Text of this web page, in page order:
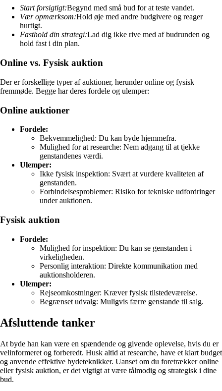
Start forsigtigt:Begynd med små bud for at teste vandet.
Vær opmærksom:Hold øje med andre budgivere og reager
hurtigt.
Fasthold din strategi:Lad dig ikke rive med af budrunden og
hold fast i din plan.
Online vs. Fysisk auktion
Der er forskellige typer af auktioner, herunder online og fysisk
fremmøde. Begge har deres fordele og ulemper:
Online auktioner
Fordele:
Bekvemmelighed: Du kan byde hjemmefra.
Mulighed for at researche: Nem adgang til at tjekke
genstandenes værdi.
Ulemper:
Ikke fysisk inspektion: Svært at vurdere kvaliteten af
genstanden.
Forbindelsesproblemer: Risiko for tekniske udfordringer
under auktionen.
Fysisk auktion
Fordele:
Mulighed for inspektion: Du kan se genstanden i
virkeligheden.
Personlig interaktion: Direkte kommunikation med
auktionsholderen.
Ulemper:
Rejseomkostninger: Kræver fysisk tilstedeværelse.
Begrænset udvalg: Muligvis færre genstande til salg.
Afsluttende tanker
At byde han kan være en spændende og givende oplevelse, hvis du er
velinformeret og forberedt. Husk altid at researche, have et klart budget
og anvende effektive bydeteknikker. Uanset om du foretrækker online
eller fysisk auktion, er det vigtigt at være tålmodig og strategisk i dine
bud.